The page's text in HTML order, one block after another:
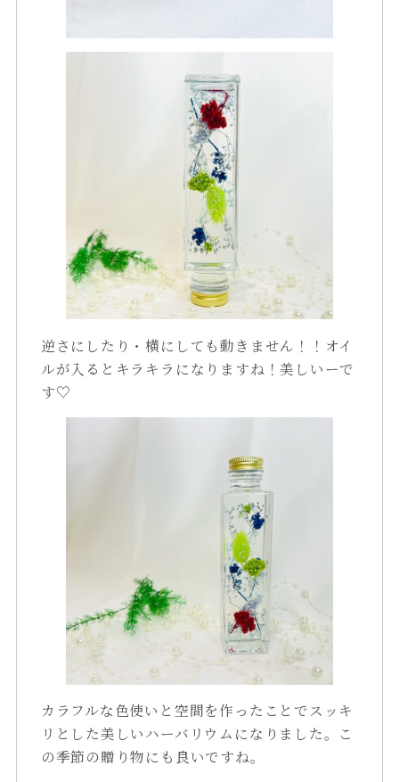
逆さにしたり・横にしても動きません！！オイ
ルが入るとキラキラになりますね！美しいーで
す♡
カラフルな色使いと空間を作ったことでスッキ
リとした美しいハーバリウムになりました。こ
の季節の贈り物にも良いですね。